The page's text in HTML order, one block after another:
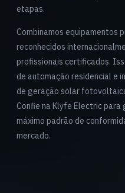
etapas.
Combinamos equipamentos
reconhecidos
profissionais certificados.
de automação residencial e
de geração solar
Confie na Klyfe Electric para
máximo padrão de
mercado.